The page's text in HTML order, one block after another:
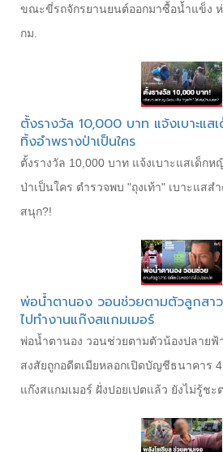
ขณะขี่รถจักรยานยนต์ออกมาซื้อน้ำแข็ง
กม.
ตั้งรางวัล 10,000 บาท แจ้งเบาะแ
ทิ้งอำพรางป่าเป็นใคร
ตั้งรางวัล 10,000 บาท แจ้งเบาะแสเด็กห
ป่าเป็นใคร ตำรวจพบ "ถุงเท้า" เบาะแ
สนุก?!
พ่อน้ำตานอง วอนช่วยตามตัวลูกส
ไปทำงานแก๊งสแกมเมอร์
พ่อน้ำตานอง วอนช่วยตามตัวน้องปลายฟ้
สงสัยถูกอดีตเมียหลอกเปิดบัญชีธนาคาร
แก๊งสแกมเมอร์ ฝั่งปอยเปตแล้ว ยังไม่รู้ชะ